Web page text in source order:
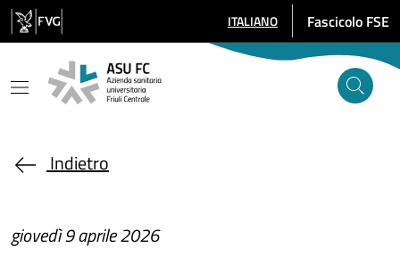
Salta al contenuto principale
SELEZIONE LINGUA: LINGUA
ITALIANO Fascicolo FSE
Indietro
giovedì 9 aprile 2026